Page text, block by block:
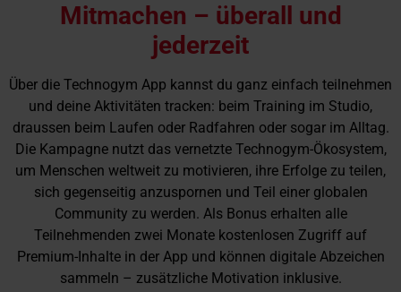
Mitmachen – überall und
jederzeit
Über die Technogym App kannst du ganz einfach teilnehmen
und deine Aktivitäten tracken: beim Training im Studio,
draussen beim Laufen oder Radfahren oder sogar im Alltag.
Die Kampagne nutzt das vernetzte Technogym-Ökosystem,
um Menschen weltweit zu motivieren, ihre Erfolge zu teilen,
sich gegenseitig anzuspornen und Teil einer globalen
Community zu werden. Als Bonus erhalten alle
Teilnehmenden zwei Monate kostenlosen Zugriff auf
Premium-Inhalte in der App und können digitale Abzeichen
sammeln – zusätzliche Motivation inklusive.